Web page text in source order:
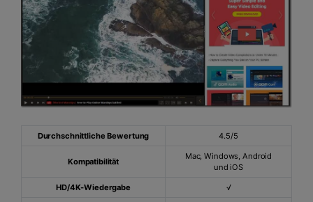
Durchschnittliche Bewertung 4.5/5
Kompatibilität
Mac, Windows, Android
und iOS
HD/4K-Wiedergabe √